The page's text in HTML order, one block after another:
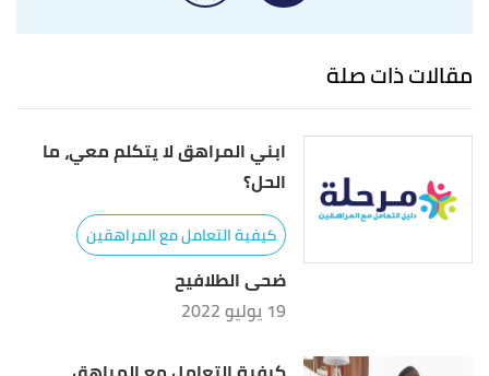
14/3/2023. Edited.
مقالات ذات صلة
ابني المراهق لا يتكلم معي، ما
الحل؟
كيفية التعامل مع المراهقين
ضحى الطلافيح
19 يوليو 2022